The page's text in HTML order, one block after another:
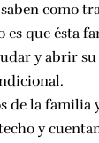
como
es que ésta
y abrir
de la familia
y